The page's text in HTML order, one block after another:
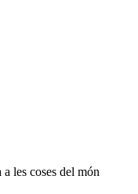
les coses del món